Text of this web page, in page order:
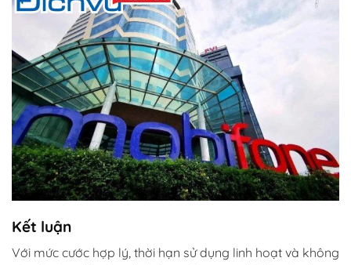
Kết luận
Với mức cước hợp lý, thời hạn sử dụng linh hoạt và không